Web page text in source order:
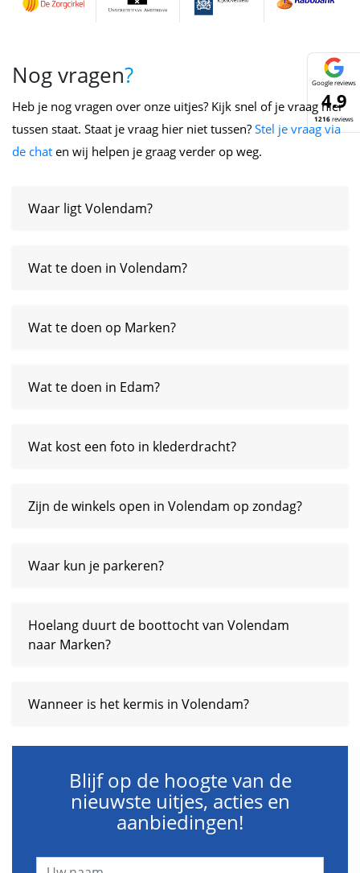
Google reviews
4.9
1216reviews
Nog vragen?
Heb je nog vragen over onze uitjes? Kijk snel of je vraag hier
tussen staat. Staat je vraag hier niet tussen? Stel je vraag via
de chat en wij helpen je graag verder op weg.
Waar ligt Volendam?
Wat te doen in Volendam?
Wat te doen op Marken?
Wat te doen in Edam?
Wat kost een foto in klederdracht?
Zijn de winkels open in Volendam op zondag?
Waar kun je parkeren?
Hoelang duurt de boottocht van Volendam
naar Marken?
Wanneer is het kermis in Volendam?
Blijf op de hoogte van de
nieuwste uitjes, acties en
aanbiedingen!